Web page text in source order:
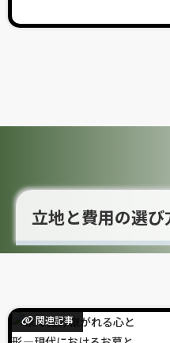
立地と費用の選び
関連記事